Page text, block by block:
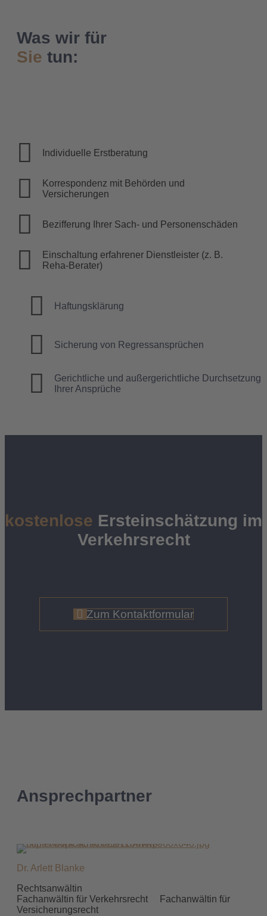
Was wir für
Sie tun:
Individuelle Erstberatung
Korrespondenz mit Behörden und
Versicherungen
Bezifferung Ihrer Sach- und Personenschäden
Einschaltung erfahrener Dienstleister (z. B.
Reha-Berater)
Haftungsklärung
Sicherung von Regressansprüchen
Gerichtliche und außergerichtliche Durchsetzung
Ihrer Ansprüche
kostenlose Ersteinschätzung im
Verkehrsrecht
Zum Kontaktformular
Ansprechpartner
Dr. Arlett Blanke
Rechtsanwältin
Fachanwältin für Verkehrsrecht Fachanwältin für
Versicherungsrecht